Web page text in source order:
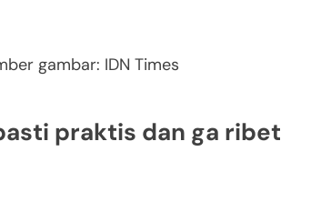
gambar: IDN Times
praktis dan ga ribet